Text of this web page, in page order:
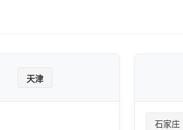
天津
石家庄